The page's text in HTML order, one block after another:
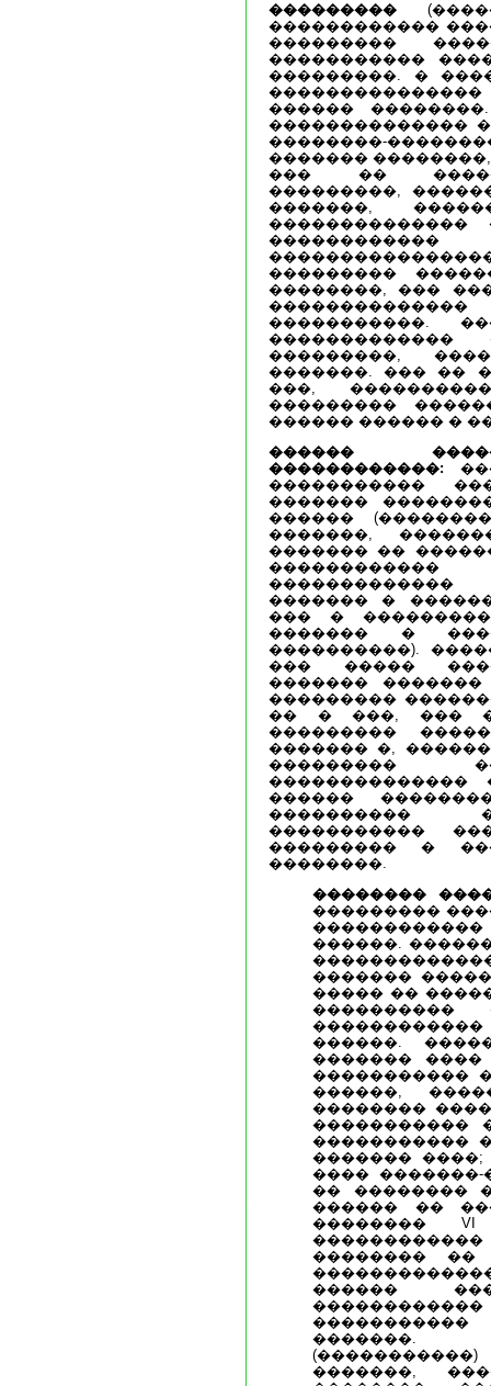
���������
������������
���������
�����������
���������. �
������
��������������
��������-
�������
��� ��
���������,
�������,
��������������
���������
��������, ���
�����������.
���������,
�������. ��� ��
���,
���������
������ ������ �
������
������������:
�����������
�������
������
�������,
������� ��
������� �
��� �
������� �
����������).
��� �����
�������
���������
�� � ���, ���
���������
������� �,
���������
��������������
������
����������
�����������
��������� �
��������.
��������
���������
������.
�������
����� ��
������.
�������
�����������
������,
��������
�����������
�����������
�������
����
�� ��������
������ ��
��������
��������
������
�������.
�������,